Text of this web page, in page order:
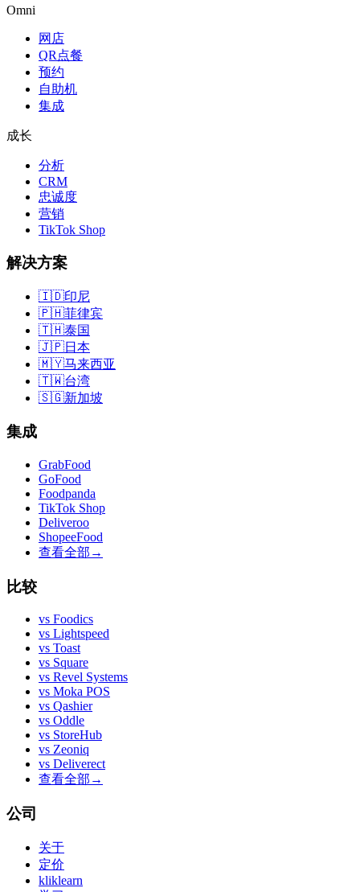
Omni
网店
QR点餐
预约
自助机
集成
成长
分析
CRM
忠诚度
营销
TikTok Shop
解决方案
🇮🇩印尼
🇵🇭菲律宾
🇹🇭泰国
🇯🇵日本
🇲🇾马来西亚
🇹🇼台湾
🇸🇬新加坡
集成
GrabFood
GoFood
Foodpanda
TikTok Shop
Deliveroo
ShopeeFood
查看全部 →
比较
vs Foodics
vs Lightspeed
vs Toast
vs Square
vs Revel Systems
vs Moka POS
vs Qashier
vs Oddle
vs StoreHub
vs Zeoniq
vs Deliverect
查看全部 →
公司
关于
定价
kliklearn